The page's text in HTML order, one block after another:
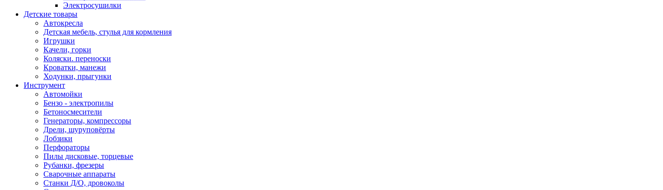
Электросушилки
Детские товары
Автокресла
Детская мебель, стулья для кормления
Игрушки
Качели, горки
Коляски. переноски
Кроватки, манежи
Ходунки, прыгунки
Инструмент
Автомойки
Бензо - электропилы
Бетоносмесители
Генераторы, компрессоры
Дрели, шуруповёрты
Лобзики
Перфораторы
Пилы дисковые, торцевые
Рубанки, фрезеры
Сварочные аппараты
Станки Д/О, дровоколы